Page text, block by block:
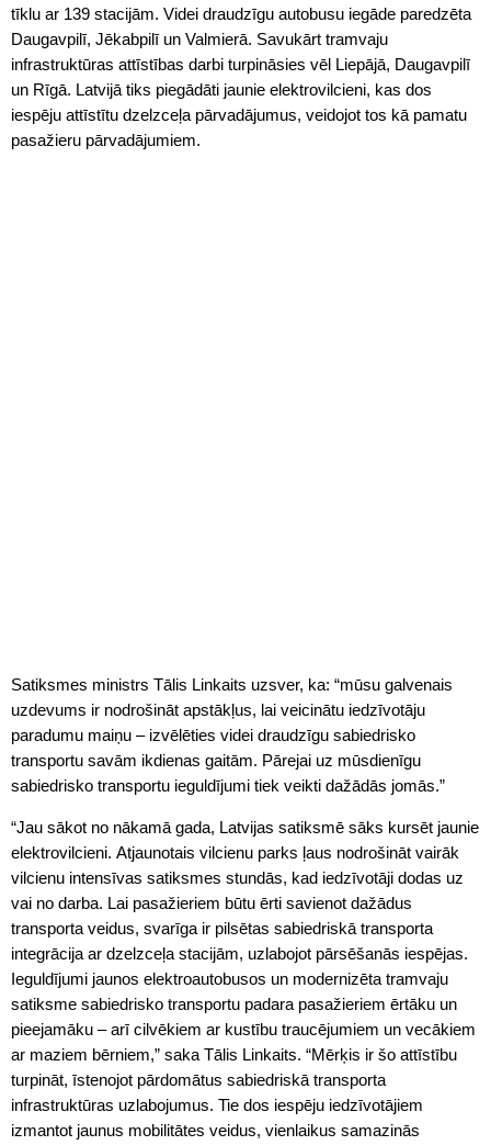
tīklu ar 139 stacijām. Videi draudzīgu autobusu iegāde paredzēta
Daugavpilī, Jēkabpilī un Valmierā. Savukārt tramvaju
infrastruktūras attīstības darbi turpināsies vēl Liepājā, Daugavpilī
un Rīgā. Latvijā tiks piegādāti jaunie elektrovilcieni, kas dos
iespēju attīstītu dzelzceļa pārvadājumus, veidojot tos kā pamatu
pasažieru pārvadājumiem.
Satiksmes ministrs Tālis Linkaits uzsver, ka: “mūsu galvenais
uzdevums ir nodrošināt apstākļus, lai veicinātu iedzīvotāju
paradumu maiņu – izvēlēties videi draudzīgu sabiedrisko
transportu savām ikdienas gaitām. Pārejai uz mūsdienīgu
sabiedrisko transportu ieguldījumi tiek veikti dažādās jomās.”
“Jau sākot no nākamā gada, Latvijas satiksmē sāks kursēt jaunie
elektrovilcieni. Atjaunotais vilcienu parks ļaus nodrošināt vairāk
vilcienu intensīvas satiksmes stundās, kad iedzīvotāji dodas uz
vai no darba. Lai pasažieriem būtu ērti savienot dažādus
transporta veidus, svarīga ir pilsētas sabiedriskā transporta
integrācija ar dzelzceļa stacijām, uzlabojot pārsēšanās iespējas.
Ieguldījumi jaunos elektroautobusos un modernizēta tramvaju
satiksme sabiedrisko transportu padara pasažieriem ērtāku un
pieejamāku – arī cilvēkiem ar kustību traucējumiem un vecākiem
ar maziem bērniem,” saka Tālis Linkaits. “Mērķis ir šo attīstību
turpināt, īstenojot pārdomātus sabiedriskā transporta
infrastruktūras uzlabojumus. Tie dos iespēju iedzīvotājiem
izmantot jaunus mobilitātes veidus, vienlaikus samazinās